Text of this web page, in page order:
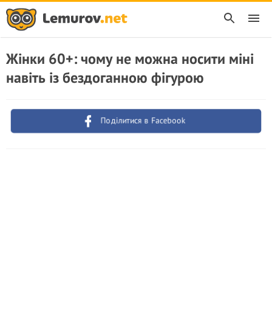
Жінки 60+: чому не можна носити міні
навіть із бездоганною фігурою
Поділитися в Facebook